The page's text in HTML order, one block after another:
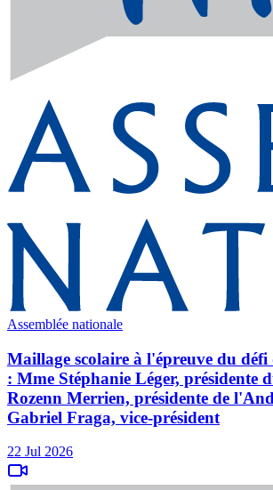
Assemblée nationale
Maillage scolaire à l'épreuve du
: Mme Stéphanie Léger, présidente
Rozenn Merrien, présidente de
Gabriel Fraga, vice-président
22 Jul 2026